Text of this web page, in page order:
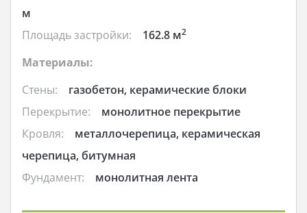
м
Площадь застройки:
162.8 м2
Материалы:
Стены:
газобетон, керамические блоки
Перекрытие:
монолитное перекрытие
Кровля:
металлочерепица, керамическая
черепица, битумная
Фундамент:
монолитная лента